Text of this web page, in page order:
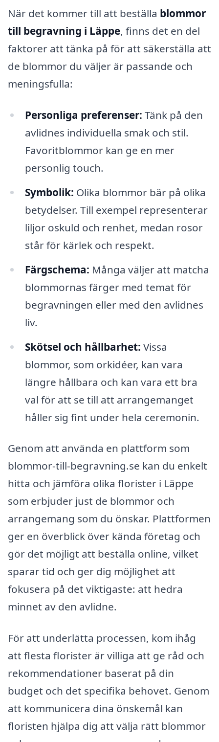
När det kommer till att beställa blommor
till begravning i Läppe, finns det en del
faktorer att tänka på för att säkerställa att
de blommor du väljer är passande och
meningsfulla:
Personliga preferenser: Tänk på den
avlidnes individuella smak och stil.
Favoritblommor kan ge en mer
personlig touch.
Symbolik: Olika blommor bär på olika
betydelser. Till exempel representerar
liljor oskuld och renhet, medan rosor
står för kärlek och respekt.
Färgschema: Många väljer att matcha
blommornas färger med temat för
begravningen eller med den avlidnes
liv.
Skötsel och hållbarhet: Vissa
blommor, som orkidéer, kan vara
längre hållbara och kan vara ett bra
val för att se till att arrangemanget
håller sig fint under hela ceremonin.
Genom att använda en plattform som
blommor-till-begravning.se kan du enkelt
hitta och jämföra olika florister i Läppe
som erbjuder just de blommor och
arrangemang som du önskar. Plattformen
ger en överblick över kända företag och
gör det möjligt att beställa online, vilket
sparar tid och ger dig möjlighet att
fokusera på det viktigaste: att hedra
minnet av den avlidne.
För att underlätta processen, kom ihåg
att flesta florister är villiga att ge råd och
rekommendationer baserat på din
budget och det specifika behovet. Genom
att kommunicera dina önskemål kan
floristen hjälpa dig att välja rätt blommor